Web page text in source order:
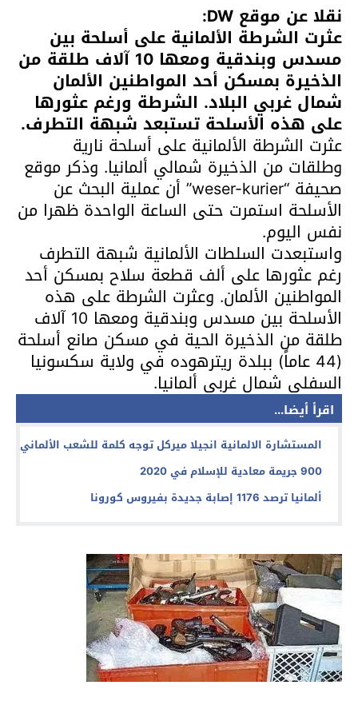
نقلا عن موقع DW:
عثرت الشرطة الألمانية على أسلحة بين
مسدس وبندقية ومعها 10 آلاف طلقة من
الذخيرة بمسكن أحد المواطنين الألمان
شمال غربي البلاد. الشرطة ورغم عثورها
على هذه الأسلحة تستبعد شبهة التطرف.
عثرت الشرطة الألمانية على أسلحة نارية
وطلقات من الذخيرة شمالي ألمانيا. وذكر موقع
صحيفة “weser-kurier” أن عملية البحث عن
الأسلحة استمرت حتى الساعة الواحدة ظهرا من
نفس اليوم.
واستبعدت السلطات الألمانية شبهة التطرف
رغم عثورها على ألف قطعة سلاح بمسكن أحد
المواطنين الألمان. وعثرت الشرطة على هذه
الأسلحة بين مسدس وبندقية ومعها 10 آلاف
طلقة من الذخيرة الحية في مسكن صانع أسلحة
(44 عاماً) ببلدة ريترهوده في ولاية سكسونيا
السفلى شمال غربي ألمانيا.
اقرأ أيضا...
المستشارة الالمانية انجيلا ميركل توجه كلمة للشعب الألماني
900 جريمة معادية للإسلام في 2020
ألمانيا ترصد 1176 إصابة جديدة بفيروس كورونا